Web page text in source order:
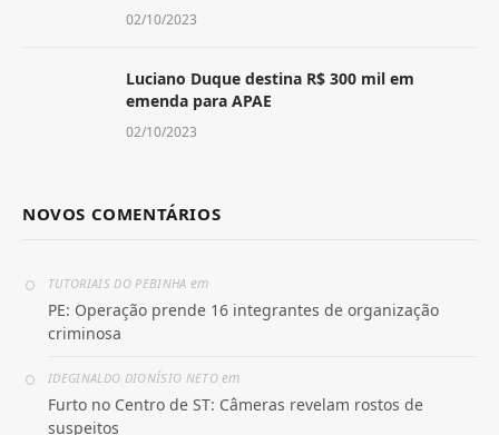
02/10/2023
Luciano Duque destina R$ 300 mil em
emenda para APAE
02/10/2023
NOVOS COMENTÁRIOS
TUTORIAIS DO PEBINHA em
PE: Operação prende 16 integrantes de organização
criminosa
IDEGINALDO DIONÍSIO NETOem
Furto no Centro de ST: Câmeras revelam rostos de
suspeitos